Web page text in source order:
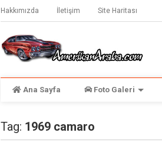
Hakkımızda İletişim Site Haritası
Ana Sayfa Foto Galeri
Tag: 1969 camaro